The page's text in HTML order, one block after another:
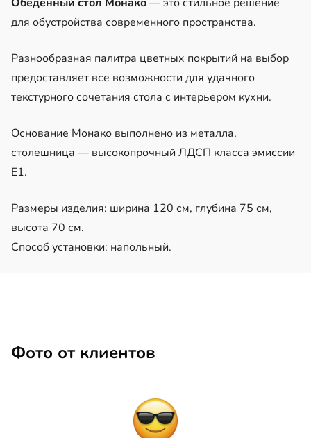
для обустройства современного пространства.
Разнообразная палитра цветных покрытий на выбор
предоставляет все возможности для удачного
текстурного сочетания стола с интерьером кухни.
Основание Монако выполнено из металла,
столешница — высокопрочный ЛДСП класса эмиссии
Е1.
Размеры изделия: ширина 120 см, глубина 75 см,
высота 70 см.
Способ установки: напольный.
Фото от клиентов